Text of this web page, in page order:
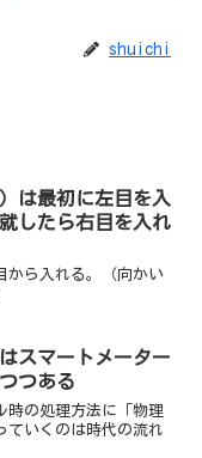
shuichi
は最初に左目を入
したら右目を入れ
から入れる。（向かい
スマートメーター
つある
時の処理方法に「物理
ていくのは時代の流れ